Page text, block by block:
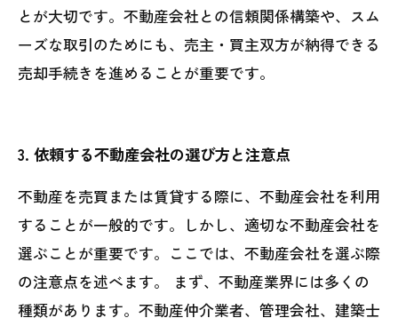
とが大切です。不動産会社との信頼関係構築や、スム
ーズな取引のためにも、売主・買主双方が納得できる
売却手続きを進めることが重要です。
3. 依頼する不動産会社の選び方と注意点
不動産を売買または賃貸する際に、不動産会社を利用
することが一般的です。しかし、適切な不動産会社を
選ぶことが重要です。ここでは、不動産会社を選ぶ際
の注意点を述べます。 まず、不動産業界には多くの
種類があります。不動産仲介業者、管理会社、建築士